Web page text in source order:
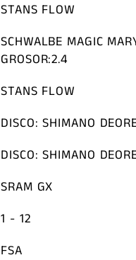
STANS FLOW
SCHWALBE MAGIC
GROSOR:2.4
STANS FLOW
DISCO: SHIMANO
DISCO: SHIMANO
SRAM GX
1 - 12
FSA